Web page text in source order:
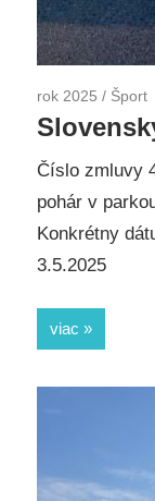
rok 2025 / Šport
Číslo zmluvy
pohár v
Konkrétny
3.5.2025
viac